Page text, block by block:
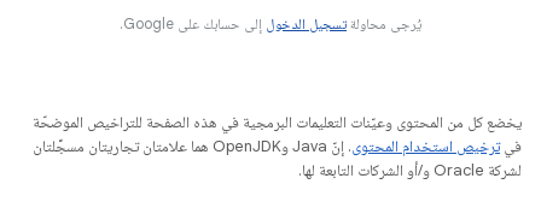
يُرجى محاولة تسجيل الدخول إلى حسابك على Google.
يخضع كل من المحتوى وعيّنات التعليمات البرمجية في هذه الصفحة للتراخيص الموضحّة
فيترخيص استخدام المحتوى
. إنّ Java وOpenJDK هما علامتان تجاريتان مسجَّلتان
لشركة Oracle و/أو الشركات التابعة لها.